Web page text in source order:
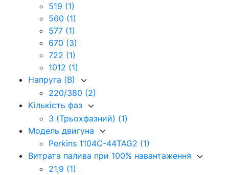
519 (1)
560 (1)
577 (1)
670 (3)
722 (1)
1012 (1)
Напруга (В)
220/380 (2)
Кількість фаз
3 (Трьохфазний) (1)
Модель двигуна
Perkins 1104C-44TAG2 (1)
Витрата палива при 100% навантаження
21,9 (1)